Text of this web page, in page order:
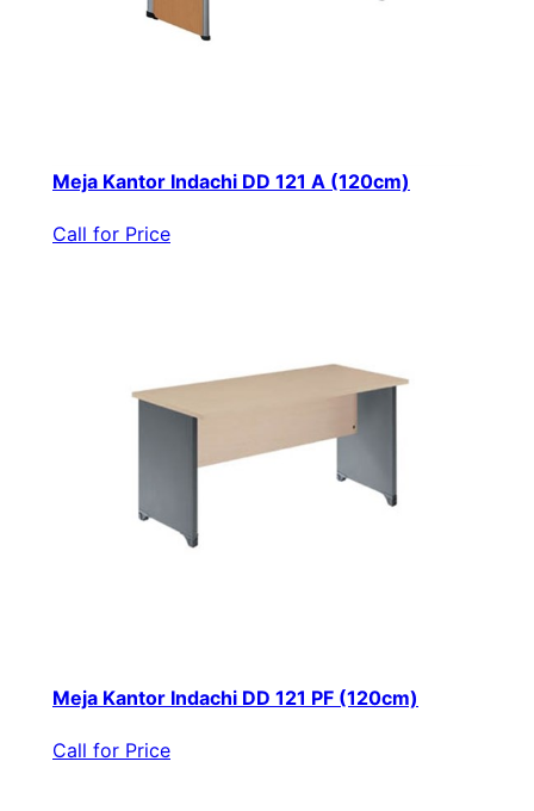
Meja Kantor Indachi DD 121 A (120cm)
Call for Price
Meja Kantor Indachi DD 121 PF (120cm)
Call for Price